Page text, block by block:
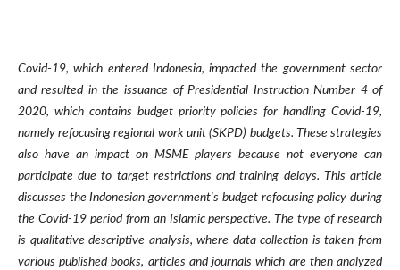
Covid-19, which entered Indonesia, impacted the government sector
and resulted in the issuance of Presidential Instruction Number 4 of
2020, which contains budget priority policies for handling Covid-19,
namely refocusing regional work unit (SKPD) budgets. These strategies
also have an impact on MSME players because not everyone can
participate due to target restrictions and training delays. This article
discusses the Indonesian government's budget refocusing policy during
the Covid-19 period from an Islamic perspective. The type of research
is qualitative descriptive analysis, where data collection is taken from
various published books, articles and journals which are then analyzed